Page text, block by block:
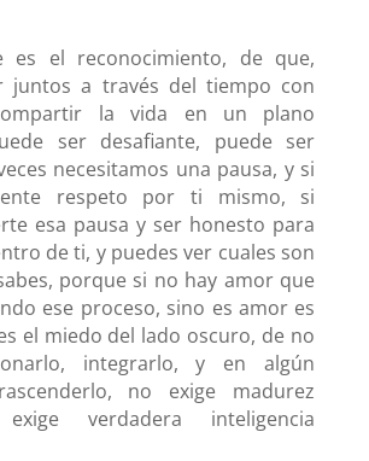
es el reconocimiento, de que,
juntos a través del tiempo con
la vida en un plano
ser desafiante, puede ser
necesitamos una pausa, y si
respeto por ti mismo, si
esa pausa y ser honesto para
de ti, y puedes ver cuales son
porque si no hay amor que
ese proceso, sino es amor es
el miedo del lado oscuro, de no
integrarlo, y en algún
no exige madurez
exige verdadera inteligencia